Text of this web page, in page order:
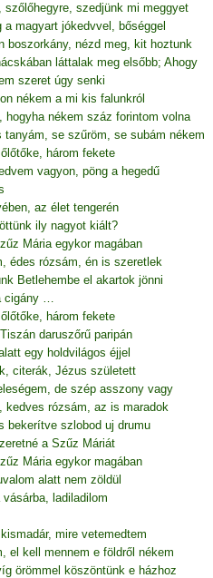
szőlőhegyre, szedjünk mi meggyet
a magyart jókedvvel, bőséggel
boszorkány, nézd meg, kit hoztunk
láttalak meg elsőbb; Ahogy
szeret úgy senki
nékem a mi kis falunkról
hogyha nékem száz forintom volna
tanyám, se szűröm, se subám nékem
három fekete
vagyon, pöng a hegedű
az élet tengerén
ily nagyot kiált?
Mária egykor magában
édes rózsám, én is szeretlek
Betlehembe el akartok jönni
cigány …
három fekete
daruszőrű paripán
egy holdvilágos éjjel
citerák, Jézus született
de szép asszony vagy
kedves rózsám, az is maradok
bekerítve szlobod uj drumu
a Szűz Máriát
Mária egykor magában
alatt nem zöldül
ladiladilom
mire vetemedtem
el kell mennem e földről nékem
örömmel köszöntünk e házhoz